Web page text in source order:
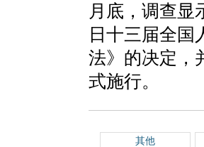
月底，调查显
日十三届全国
法》的决定，
式施行。
其他